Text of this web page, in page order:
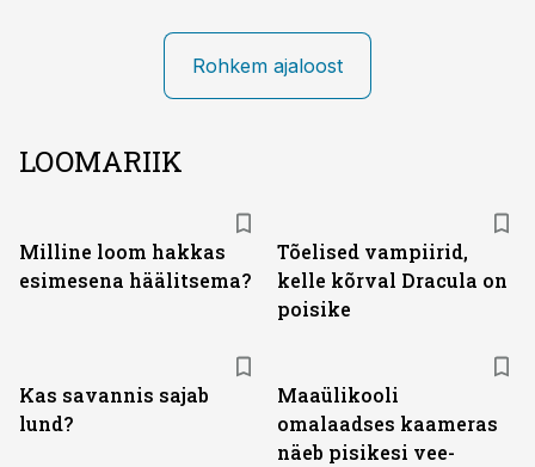
Rohkem ajaloost
LOOMARIIK
Milline loom hakkas
esimesena häälitsema?
Tõelised vampiirid,
kelle kõrval Dracula on
poisike
Kas savannis sajab
lund?
Maaülikooli
omalaadses kaameras
näeb pisikesi vee-